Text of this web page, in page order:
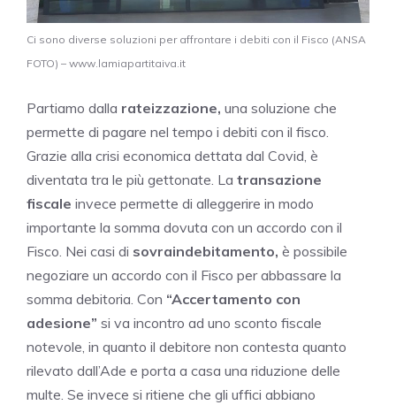
Ci sono diverse soluzioni per affrontare i debiti con il Fisco (ANSA
FOTO) – www.lamiapartitaiva.it
Partiamo dalla rateizzazione, una soluzione che
permette di pagare nel tempo i debiti con il fisco.
Grazie alla crisi economica dettata dal Covid, è
diventata tra le più gettonate. La transazione
fiscale invece permette di alleggerire in modo
importante la somma dovuta con un accordo con il
Fisco. Nei casi di sovraindebitamento, è possibile
negoziare un accordo con il Fisco per abbassare la
somma debitoria. Con “Accertamento con
adesione” si va incontro ad uno sconto fiscale
notevole, in quanto il debitore non contesta quanto
rilevato dall’Ade e porta a casa una riduzione delle
multe. Se invece si ritiene che gli uffici abbiano